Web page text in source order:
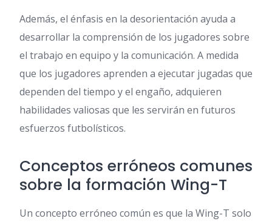
Además, el énfasis en la desorientación ayuda a
desarrollar la comprensión de los jugadores sobre
el trabajo en equipo y la comunicación. A medida
que los jugadores aprenden a ejecutar jugadas que
dependen del tiempo y el engaño, adquieren
habilidades valiosas que les servirán en futuros
esfuerzos futbolísticos.
Conceptos erróneos comunes
sobre la formación Wing-T
Un concepto erróneo común es que la Wing-T solo